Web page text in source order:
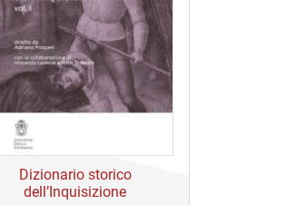
Dizionario storico
dell’Inquisizione